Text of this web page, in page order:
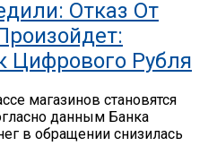
Отказ От
Цифрового Рубля
магазинов становятся
данным Банка
в обращении снизилась